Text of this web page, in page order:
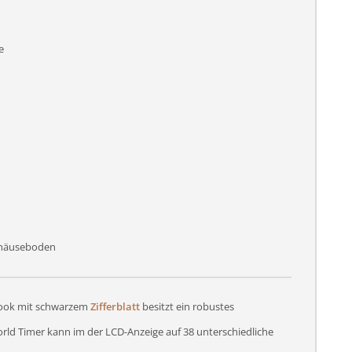
mit schwarzem Zifferblatt besitzt ein robustes
Timer kann im der LCD-Anzeige auf 38 unterschiedliche